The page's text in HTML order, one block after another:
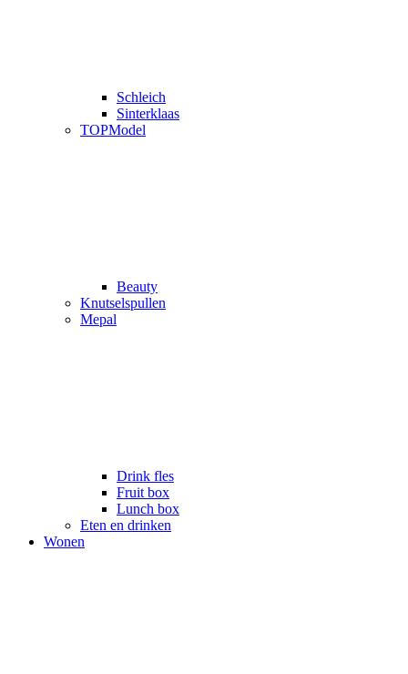
Schleich
Sinterklaas
TOPModel
Beauty
Knutselspullen
Mepal
Drink fles
Fruit box
Lunch box
Eten en drinken
Wonen